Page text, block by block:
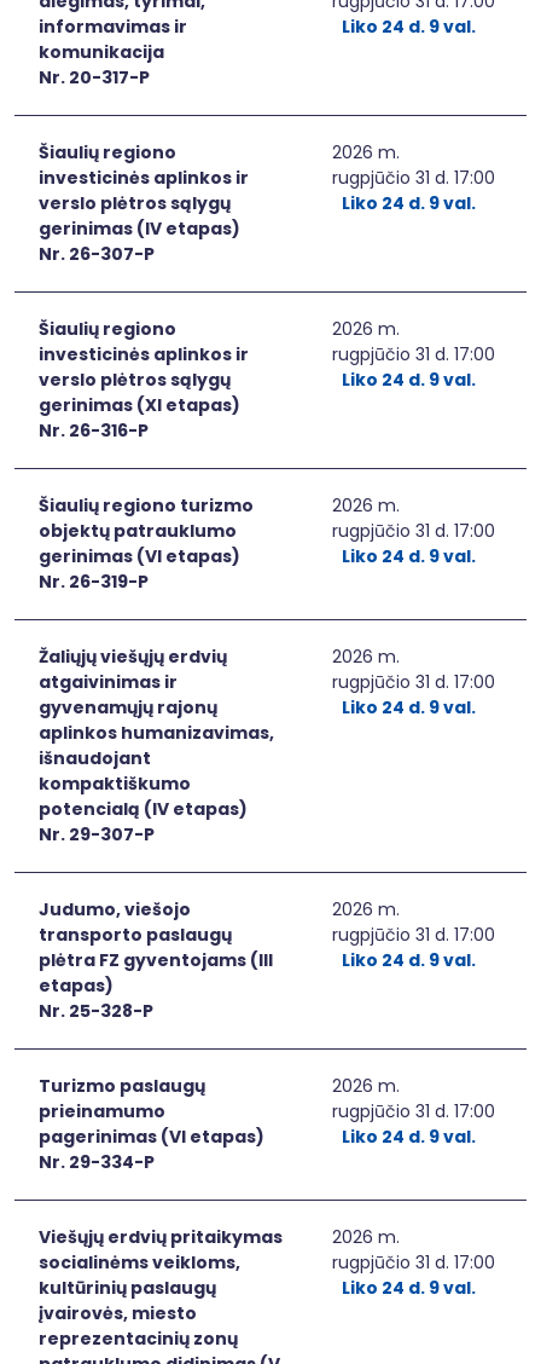
informavimas ir
komunikacija
Nr. 20-317-P
Liko 24 d. 9 val.
Šiaulių regiono
investicinės aplinkos ir
verslo plėtros sąlygų
gerinimas (IV etapas)
Nr. 26-307-P
2026 m.
rugpjūčio 31 d. 17:00
Liko 24 d. 9 val.
Šiaulių regiono
investicinės aplinkos ir
verslo plėtros sąlygų
gerinimas (XI etapas)
Nr. 26-316-P
2026 m.
rugpjūčio 31 d. 17:00
Liko 24 d. 9 val.
Šiaulių regiono turizmo
objektų patrauklumo
gerinimas (VI etapas)
Nr. 26-319-P
2026 m.
rugpjūčio 31 d. 17:00
Liko 24 d. 9 val.
Žaliųjų viešųjų erdvių
atgaivinimas ir
gyvenamųjų rajonų
aplinkos humanizavimas,
išnaudojant
kompaktiškumo
potencialą (IV etapas)
Nr. 29-307-P
2026 m.
rugpjūčio 31 d. 17:00
Liko 24 d. 9 val.
Judumo, viešojo
transporto paslaugų
plėtra FZ gyventojams (III
etapas)
Nr. 25-328-P
2026 m.
rugpjūčio 31 d. 17:00
Liko 24 d. 9 val.
Turizmo paslaugų
prieinamumo
pagerinimas (VI etapas)
Nr. 29-334-P
2026 m.
rugpjūčio 31 d. 17:00
Liko 24 d. 9 val.
Viešųjų erdvių pritaikymas
socialinėms veikloms,
kultūrinių paslaugų
įvairovės, miesto
reprezentacinių zonų
2026 m.
rugpjūčio 31 d. 17:00
Liko 24 d. 9 val.